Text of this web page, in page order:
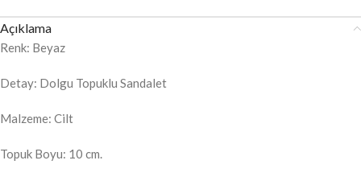
Açıklama
Renk: Beyaz
Detay: Dolgu Topuklu Sandalet
Malzeme: Cilt
Topuk Boyu: 10 cm.